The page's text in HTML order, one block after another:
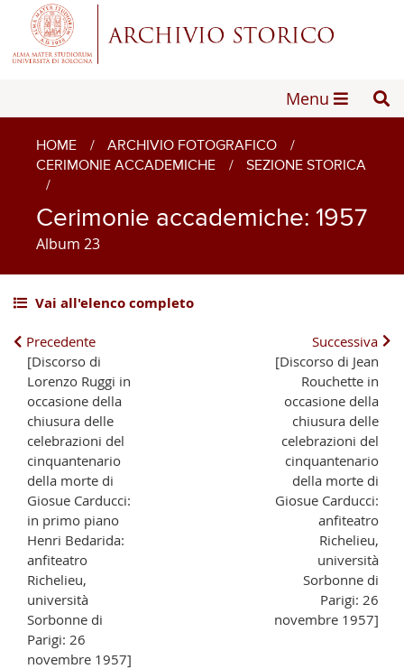
Menu
HOME / ARCHIVIO FOTOGRAFICO
/
CERIMONIE ACCADEMICHE
/
SEZIONE STORICA
/
Cerimonie accademiche: 1957
Album 23
Vai all'elenco completo
Precedente
[Discorso di
Lorenzo Ruggi in
occasione della
chiusura delle
celebrazioni del
cinquantenario
della morte di
Giosue Carducci:
in primo piano
Henri Bedarida:
anfiteatro
Richelieu,
università
Sorbonne di
Parigi: 26
novembre 1957]
Successiva
[Discorso di Jean
Rouchette in
occasione della
chiusura delle
celebrazioni del
cinquantenario
della morte di
Giosue Carducci:
anfiteatro
Richelieu,
università
Sorbonne di
Parigi: 26
novembre 1957]